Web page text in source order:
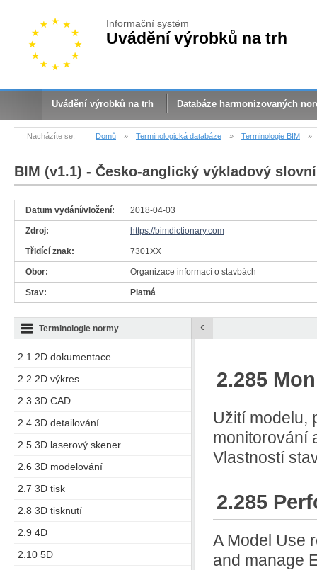
Informační systém
Uvádění výrobků na trh
Uvádění výrobků na trh Databáze harmonizovaných
Nacházíte se: Domů » Terminologická databáze » Terminologie BIM »
BIM (v1.1) - Česko-anglický výkladový
Datum vydání/vložení: 2018-04-03
Zdroj: https://bimdictionary.com
Třidící znak: 7301XX
Obor: Organizace informací o stavbách
Stav: Platná
2.1 2D dokumentace
2.2 2D výkres
2.3 3D CAD
2.4 3D detailování
2.5 3D laserový skener
2.6 3D modelování
2.7 3D tisk
2.8 3D tisknutí
2.9 4D
2.10 5D
Terminologie normy ‹
2.285
Užití modelu,
monitorování
Vlastností
2.285
A Model Use
and manage